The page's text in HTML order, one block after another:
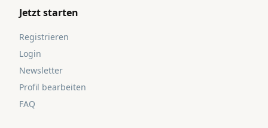
Jetzt starten
Registrieren
Login
Newsletter
Profil bearbeiten
FAQ